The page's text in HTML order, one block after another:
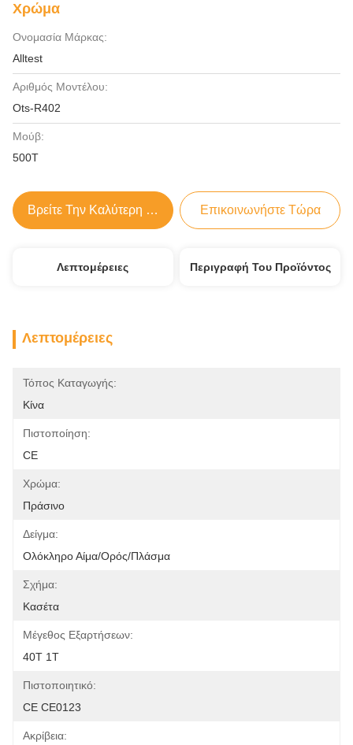
Χρώμα
Ονομασία Μάρκας:
Alltest
Αριθμός Μοντέλου:
Ots-R402
Μούβ:
500T
Βρείτε Την Καλύτερη Τιμή Επικοινωνήστε Τώρα
Λεπτομέρειες Περιγραφή Του Προϊόντος
Λεπτομέρειες
Τόπος Καταγωγής:
Κίνα
Πιστοποίηση:
CE
Χρώμα:
Πράσινο
Δείγμα:
Ολόκληρο Αίμα/ορός/πλάσμα
Σχήμα:
Κασέτα
Μέγεθος Εξαρτήσεων:
40T 1T
Πιστοποιητικό:
CE CE0123
Ακρίβεια: